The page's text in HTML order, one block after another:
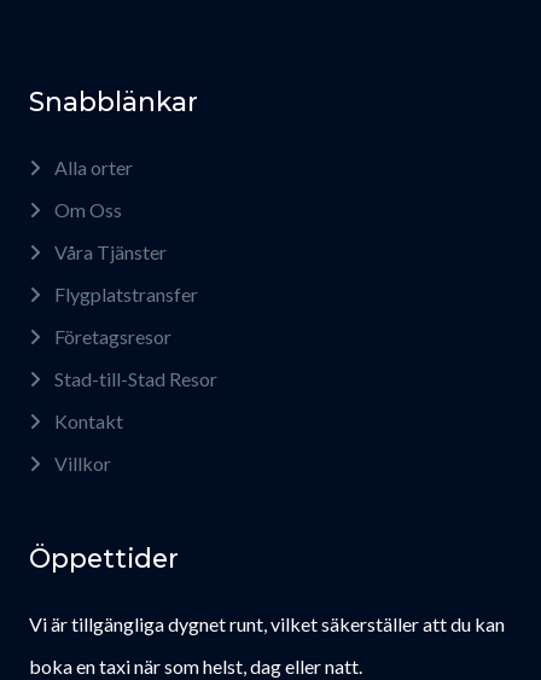
Snabblänkar
Alla orter
Om Oss
Våra Tjänster
Flygplatstransfer
Företagsresor
Stad-till-Stad Resor
Kontakt
Villkor
Öppettider
Vi är tillgängliga dygnet runt, vilket säkerställer att du kan
boka en taxi när som helst, dag eller natt.